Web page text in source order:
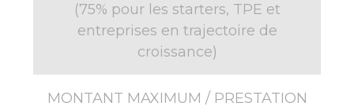
(75% pour les starters, TPE et
entreprises en trajectoire de
croissance)
MONTANT MAXIMUM / PRESTATION